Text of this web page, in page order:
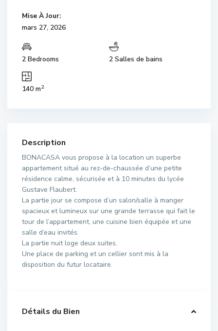
Mise À Jour:
mars 27, 2026
2 Bedrooms 2 Salles de bains
140 m2
Description
BONACASA vous propose à la location un superbe
appartement situé au rez-de-chaussée d’une petite
résidence calme, sécurisée et à 10 minutes du lycée
Gustave Flaubert.
La partie jour se compose d’un salon/salle à manger
spacieux et lumineux sur une grande terrasse qui fait le
tour de l’appartement, une cuisine bien équipée et une
salle d’eau invités.
La partie nuit loge deux suites.
Une place de parking et un cellier sont mis à la
disposition du futur locataire.
Détails du Bien